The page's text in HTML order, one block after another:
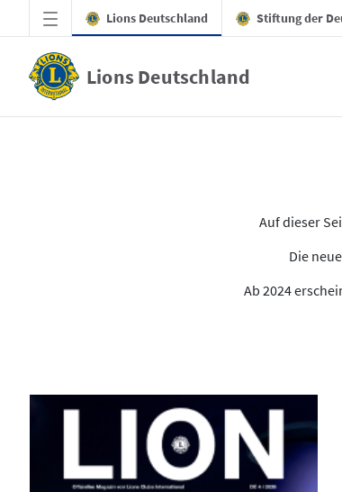
Zum Hauptinhalt springen
Lions Deutschland Stiftung der
Lions Deutschland
Auf dieser
Die
Ab 2024